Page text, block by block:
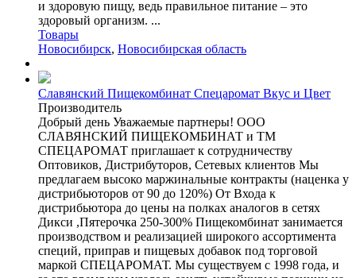
и здоровую пищу, ведь правильное питание – это
здоровый организм. ...
Товары
Новосибирск, Новосибирская область
Славянский Пищекомбинат Спецаромат Вкус и Цвет
Производитель
Добрый день Уважаемые партнеры! ООО
СЛАВЯНСКИЙ ПИЩЕКОМБИНАТ и ТМ
СПЕЦАРОМАТ приглашает к сотрудничеству
Оптовиков, Дистрибуторов, Сетевых клиентов Мы
предлагаем высоко маржинальные контракты (наценка у
дистрибьюторов от 90 до 120%) От Входа к
дистрибьютора до цены на полках аналогов в сетях
Дикси ,Пятерочка 250-300% Пищекомбинат занимается
производством и реализацией широкого ассортимента
специй, приправ и пищевых добавок под торговой
маркой СПЕЦАРОМАТ. Мы существуем с 1998 года, и